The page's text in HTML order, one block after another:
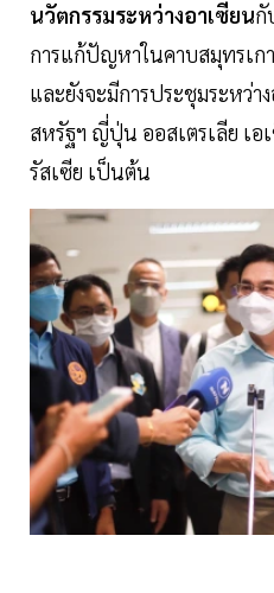
นวัตกรรมระหว่างอาเซียนกั
การแก้ปัญหาในคาบสมุทรเก
และยังจะมีการประชุมระหว่า
สหรัฐฯ ญี่ปุ่น ออสเตรเลีย เอ
รัสเซีย เป็นต้น